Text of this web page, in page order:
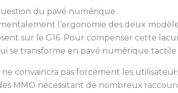
du pavé numérique
l’ergonomie des deux
sur le G16. Pour compenser cette
se transforme en pavé numérique tactile
convaincra pas forcément les
MMO nécessitant de nombreux